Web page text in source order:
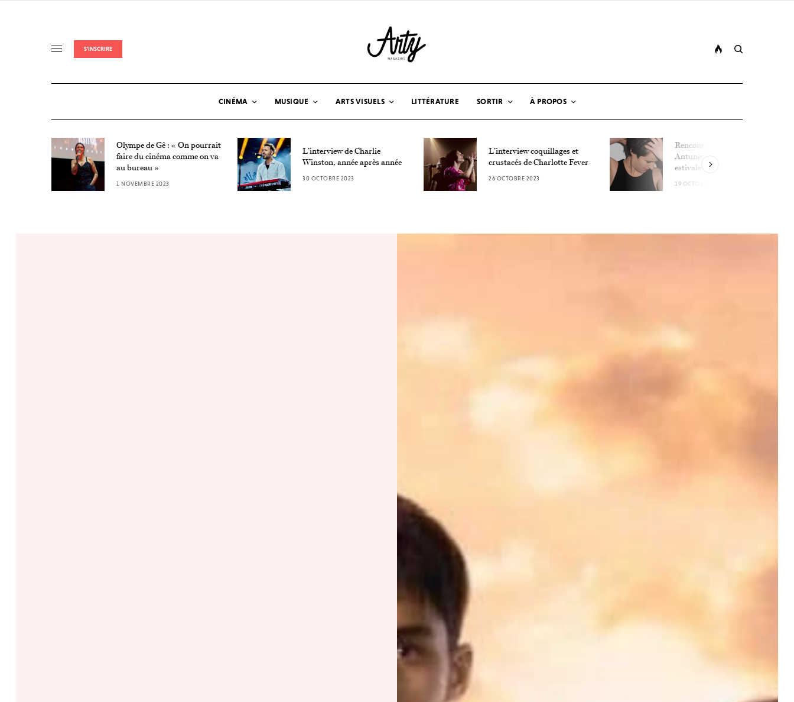
S'INSCRIRE
CINÉMA MUSIQUE ARTS VISUELS LITTÉRATURE SORTIR À PROPOS
Olympe de Gê : « On pourrait
faire du cinéma comme on va
au bureau »
1 NOVEMBRE 2023
L’interview de Charlie
Winston, année après année
30 OCTOBRE 2023
L’interview coquillages et
crustacés de Charlotte Fever
26 OCTOBRE 2023
Rencontre avec Lucie
Antunes, la détonation
estivale
19 OCTOBRE 2023